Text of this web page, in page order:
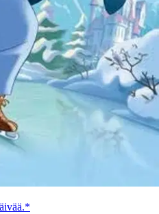
on puutteita tai niitä